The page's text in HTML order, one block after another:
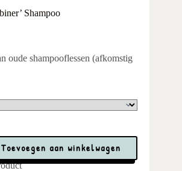
Shampoo
oude shampooflessen (afkomstig
Toevoegen aan winkelwagen